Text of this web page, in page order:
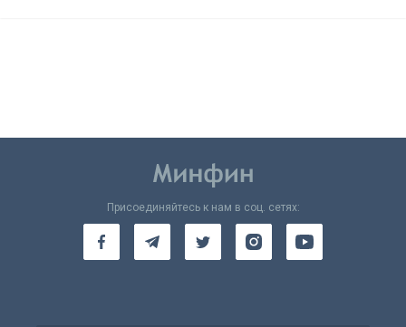
Присоединяйтесь к нам в соц. сетях: